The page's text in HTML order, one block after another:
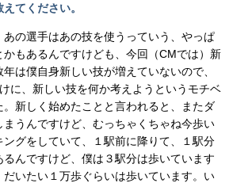
てください。
の選手はあの技を使うっていう、やっぱ
かもあるんですけども、今回（CMでは）新
は僕自身新しい技が増えていないので、
に、新しい技を何か考えようというモチベ
新しく始めたことと言われると、またダ
うんですけど、むっちゃくちゃね今歩い
グをしていて、１駅前に降りて、１駅分
んですけど、僕は３駅分は歩いています
いたい１万歩ぐらいは歩いています。い